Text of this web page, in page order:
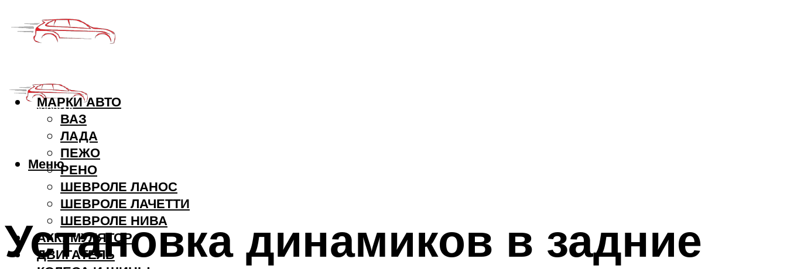
МАРКИ АВТО
ВАЗ
ЛАДА
ПЕЖО
РЕНО
ШЕВРОЛЕ ЛАНОС
ШЕВРОЛЕ ЛАЧЕТТИ
ШЕВРОЛЕ НИВА
АККУМУЛЯТОР
ДВИГАТЕЛЬ
Меню
Установка динамиков в задние